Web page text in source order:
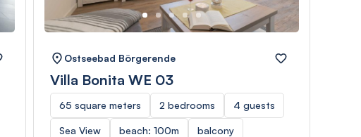
Ostseebad Börgerende
Villa Bonita WE 03
65 square meters 2 bedrooms 4 guests
Sea View beach: 100m balcony